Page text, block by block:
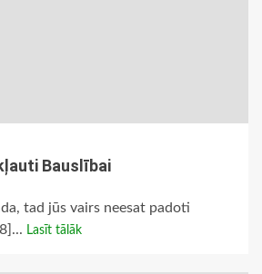
Bauslībai
tad jūs vairs neesat padoti
Lasīt tālāk